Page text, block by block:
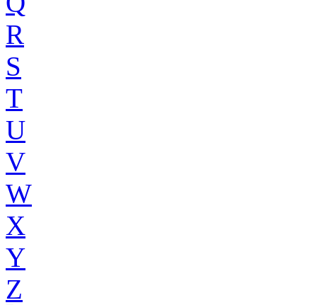
R
S
T
U
V
W
X
Y
Z